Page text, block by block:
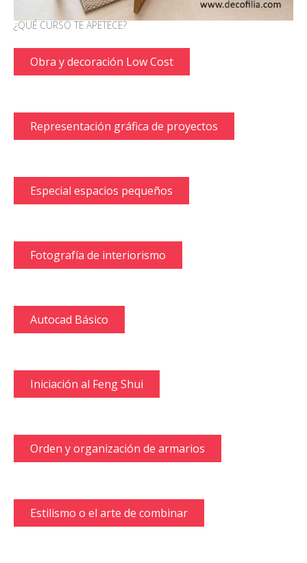
¿QUÉ CURSO TE APETECE?
Obra y decoración Low Cost
Representación gráfica de proyectos
Especial espacios pequeños
Fotografía de interiorismo
Autocad Básico
Iniciación al Feng Shui
Orden y organización de armarios
Estilismo o el arte de combinar